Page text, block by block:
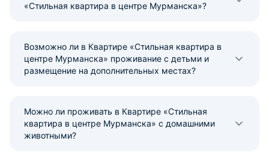
«Стильная квартира в центре Мурманска»?
Возможно ли в Квартире «Стильная квартира в
центре Мурманска» проживание с детьми и
размещение на дополнительных местах?
Можно ли проживать в Квартире «Стильная
квартира в центре Мурманска» с домашними
животными?